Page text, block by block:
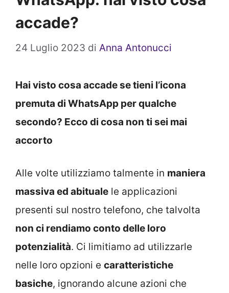
accade?
24 Luglio 2023 di Anna Antonucci
Hai visto cosa accade se tieni l’icona
premuta di WhatsApp per qualche
secondo? Ecco di cosa non ti sei mai
accorto
Alle volte utilizziamo talmente in maniera
massiva ed abituale le applicazioni
presenti sul nostro telefono, che talvolta
non ci rendiamo conto delle loro
potenzialità. Ci limitiamo ad utilizzarle
nelle loro opzioni e caratteristiche
basiche, ignorando alcune azioni che